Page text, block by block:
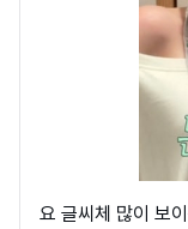
요 글씨체 많이 보